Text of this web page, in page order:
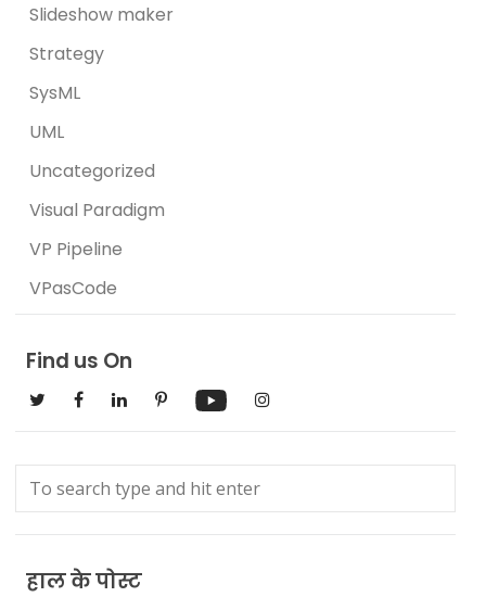
Slideshow maker
Strategy
SysML
UML
Uncategorized
Visual Paradigm
VP Pipeline
VPasCode
Find us On
हाल के पोस्ट